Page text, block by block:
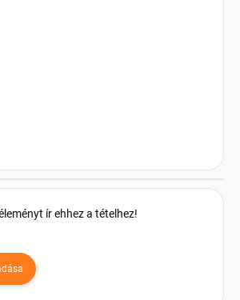
ír ehhez a tételhez!